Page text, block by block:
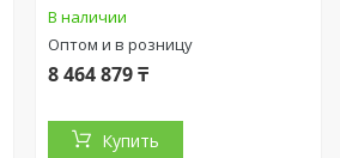
В наличии
Оптом и в розницу
8 464 879 ₸
Купить